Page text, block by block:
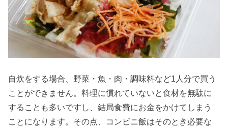
» コンビ
ニダイ
エット
おすす
⑤おで
ん
» コンビ
自炊をする場合、野菜・魚・肉・調味料など1人分で買う
ことができません。料理に慣れていないと食材を無駄に
することも多いですし、結局食費にお金をかけてしまう
ことになります。その点、コンビニ飯はそのとき必要な